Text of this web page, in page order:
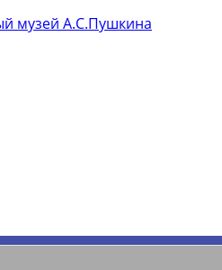
музей А.С.Пушкина